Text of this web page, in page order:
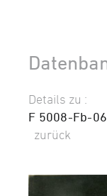
Details zu :
F 5008-Fb-
zurück